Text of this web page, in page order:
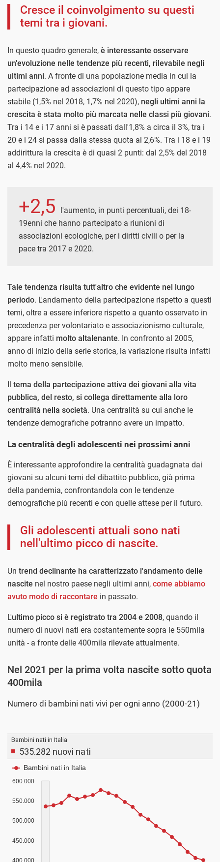
Cresce il coinvolgimento su questi
temi tra i giovani.
In questo quadro generale, è interessante osservare
un'evoluzione nelle tendenze più recenti, rilevabile negli
ultimi anni. A fronte di una popolazione media in cui la
partecipazione ad associazioni di questo tipo appare
stabile (1,5% nel 2018, 1,7% nel 2020), negli ultimi anni la
crescita è stata molto più marcata nelle classi più giovani.
Tra i 14 e i 17 anni si è passati dall'1,8% a circa il 3%, tra i
20 e i 24 si passa dalla stessa quota al 2,6%. Tra i 18 e i 19
addirittura la crescita è di quasi 2 punti: dal 2,5% del 2018
al 4,4% nel 2020.
+2,5
l'aumento, in punti percentuali, dei 18-
19enni che hanno partecipato a riunioni di
associazioni ecologiche, per i diritti civili o per la
pace tra 2017 e 2020.
Tale tendenza risulta tutt'altro che evidente nel lungo
periodo. L'andamento della partecipazione rispetto a questi
temi, oltre a essere inferiore rispetto a quanto osservato in
precedenza per volontariato e associazionismo culturale,
appare infatti molto altalenante. In confronto al 2005,
anno di inizio della serie storica, la variazione risulta infatti
molto meno sensibile.
Il tema della partecipazione attiva dei giovani alla vita
pubblica, del resto, si collega direttamente alla loro
centralità nella società. Una centralità su cui anche le
tendenze demografiche potranno avere un impatto.
La centralità degli adolescenti nei prossimi anni
È interessante approfondire la centralità guadagnata dai
giovani su alcuni temi del dibattito pubblico, già prima
della pandemia, confrontandola con le tendenze
demografiche più recenti e con quelle attese per il futuro.
Gli adolescenti attuali sono nati
nell'ultimo picco di nascite.
Un trend declinante ha caratterizzato l'andamento delle
nascite nel nostro paese negli ultimi anni, come abbiamo
avuto modo di raccontare in passato.
L'ultimo picco si è registrato tra 2004 e 2008, quando il
numero di nuovi nati era costantemente sopra le 550mila
unità - a fronte delle 400mila rilevate attualmente.
Nel 2021 per la prima volta nascite sotto quota
400mila
Numero di bambini nati vivi per ogni anno (2000-21)